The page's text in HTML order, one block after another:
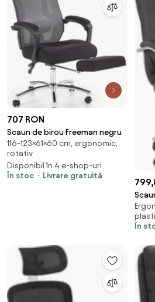
707 RON
Scaun de birou Freeman negru
116-123×61×60 cm, ergonomic,
rotativ
Disponibil în 4 e-shop-uri
În stoc
Livrare gratuită
În